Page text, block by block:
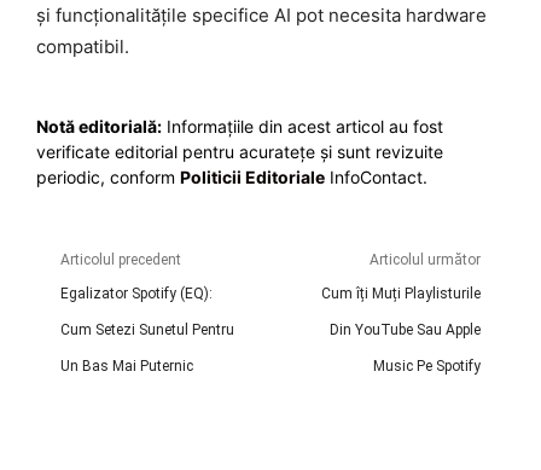
și funcționalitățile specifice AI pot necesita hardware
compatibil.
Notă editorială: Informațiile din acest articol au fost
verificate editorial pentru acuratețe și sunt revizuite
periodic, conform Politicii Editoriale InfoContact.
Articolul precedent
Egalizator Spotify (EQ):
Cum Setezi Sunetul Pentru
Un Bas Mai Puternic
Articolul următor
Cum îți Muți Playlisturile
Din YouTube Sau Apple
Music Pe Spotify